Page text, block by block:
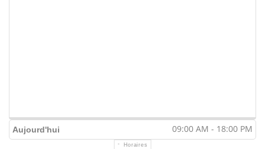
Aujourd'hui 09:00 AM - 18:00 PM
Horaires